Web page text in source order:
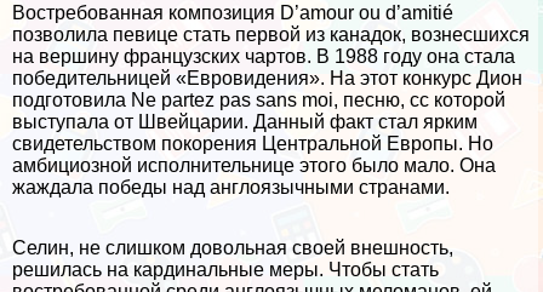
Востребованная композиция D’amour ou d’amitié
позволила певице стать первой из канадок, вознесшихся
на вершину французских чартов. В 1988 году она стала
победительницей «Евровидения». На этот конкурс Дион
подготовила Ne partez pas sans moi, песню, сс которой
выступала от Швейцарии. Данный факт стал ярким
свидетельством покорения Центральной Европы. Но
амбициозной исполнительнице этого было мало. Она
жаждала победы над англоязычными странами.
Селин, не слишком довольная своей внешность,
решилась на кардинальные меры. Чтобы стать